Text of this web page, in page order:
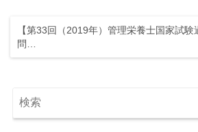
【第33回（2019年）管理栄養士国家試験
問…